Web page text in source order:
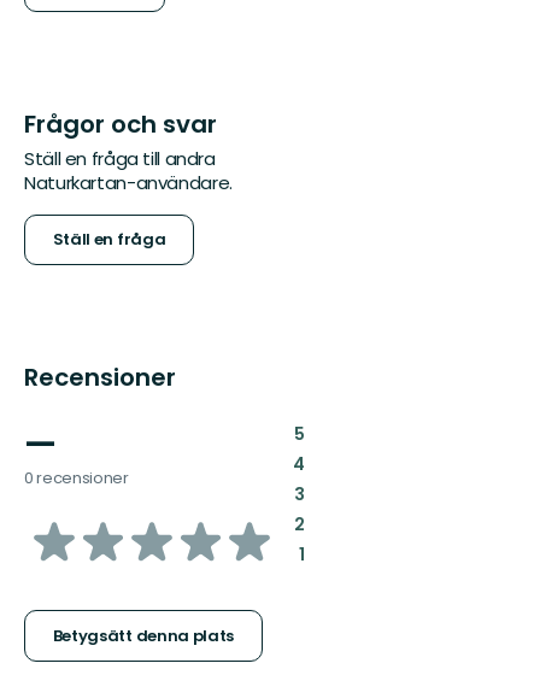
Frågor och svar
Ställ en fråga till andra
Naturkartan-användare.
Ställ en fråga
Recensioner
—
0 recensioner
av
stjärnor
Betygsätt denna plats
5:
4:
3:
2:
1: